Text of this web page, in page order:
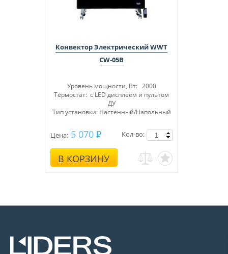
Конвектор Электрический WWT
CW-05B
Уровень мощности, Вт: 2000
Термостат: с LED дисплеем и пультом
ДУ
Тип установки: Настенный/Напольный
Цена: 5 070
В КОРЗИНУ
Кол-во: